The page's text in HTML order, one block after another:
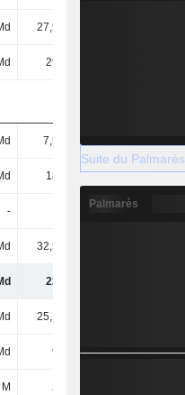
27,95 Md
297 Md
7,51 Md
188 Md 229 Md
-
32,57 Md
221 Md
25,15 Md
977 M 1,28 Md
224 M
Suite du Palmarès
Palmarès